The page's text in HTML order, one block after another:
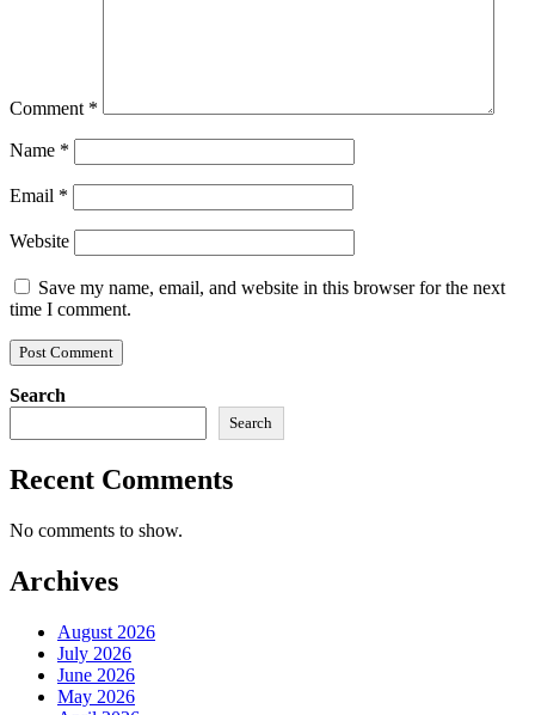
Comment *
Name *
Email *
Website
Save my name, email, and website in this browser for the next
time I comment.
Search
Search
Recent Comments
No comments to show.
Archives
August 2026
July 2026
June 2026
May 2026